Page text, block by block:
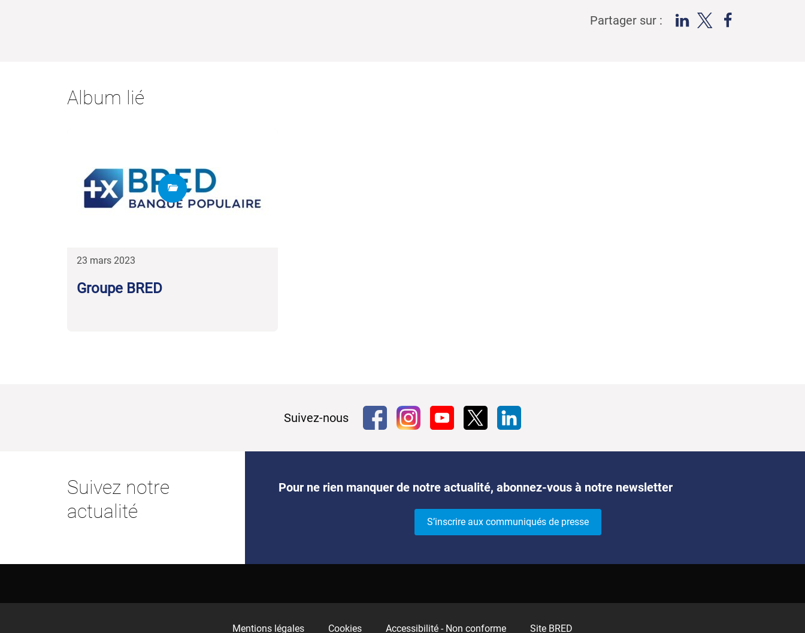
Partager sur :
Album lié
23 mars 2023
Groupe BRED
Suivez-nous
Suivez notre
actualité
Pour ne rien manquer de notre actualité, abonnez-vous à notre newsletter
S’inscrire aux communiqués de presse
Mentions légales Cookies Accessibilité - Non conforme Site BRED